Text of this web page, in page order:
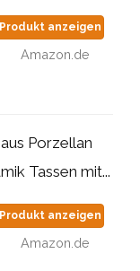
Produkt anzeigen
Amazon.de
Porzellan
Tassen mit...
Produkt anzeigen
Amazon.de